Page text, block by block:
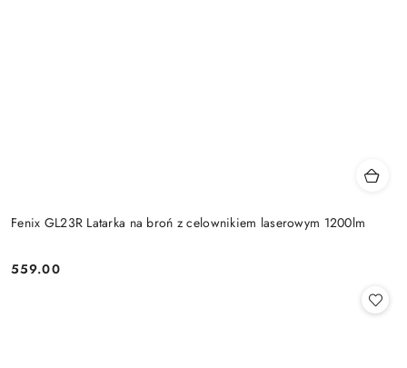
Fenix GL23R Latarka na broń z celownikiem laserowym 1200lm
Cena:
559.00